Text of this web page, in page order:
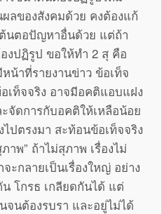
ผลของสังคมด้วย คงต้องแก้
นตอปัญหาอื่นด้วย แต่ถ้า
งปฏิรูป ขอให้ทำ 2 สุ คือ
หน้าที่รายงานข่าว ข้อเท็จ
เท็จจริง อาจมีอคติแอบแฝง
จัดการกับอคติให้เหลือน้อย
ปตรงมา สะท้อนข้อเท็จจริง
พ” ถ้าไม่สุภาพ เรื่องไม่
จะกลายเป็นเรื่องใหญ่ อย่าง
โกรธ เกลียดกันได้ แต่
จนต้องรบรา และอยู่ไม่ได้